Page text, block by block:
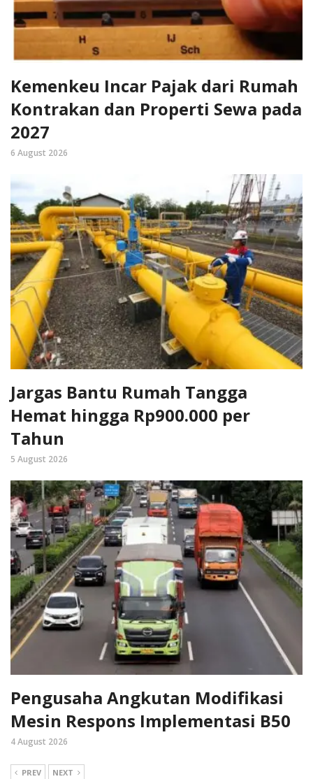
Kemenkeu Incar Pajak dari Rumah
Kontrakan dan Properti Sewa pada
2027
6 August 2026
Jargas Bantu Rumah Tangga
Hemat hingga Rp900.000 per
Tahun
5 August 2026
Pengusaha Angkutan Modifikasi
Mesin Respons Implementasi B50
4 August 2026
PREV NEXT